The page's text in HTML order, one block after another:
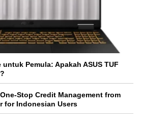
Pemula: Apakah ASUS TUF
Stop Credit Management from
for Indonesian Users